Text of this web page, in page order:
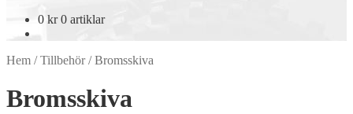
0 kr 0 artiklar
Hem /Tillbehör/Bromsskiva
Bromsskiva